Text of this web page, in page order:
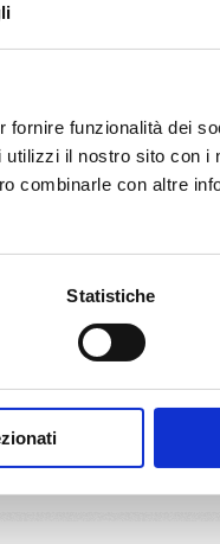
funzionalità dei
il nostro sito con i
combinarle con altre
Statistiche